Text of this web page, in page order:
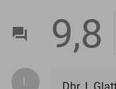
9,8
I. Dhr. I.